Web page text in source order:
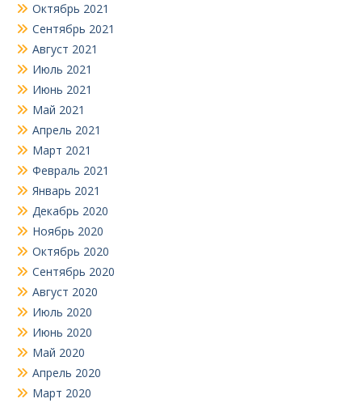
Октябрь 2021
Сентябрь 2021
Август 2021
Июль 2021
Июнь 2021
Май 2021
Апрель 2021
Март 2021
Февраль 2021
Январь 2021
Декабрь 2020
Ноябрь 2020
Октябрь 2020
Сентябрь 2020
Август 2020
Июль 2020
Июнь 2020
Май 2020
Апрель 2020
Март 2020